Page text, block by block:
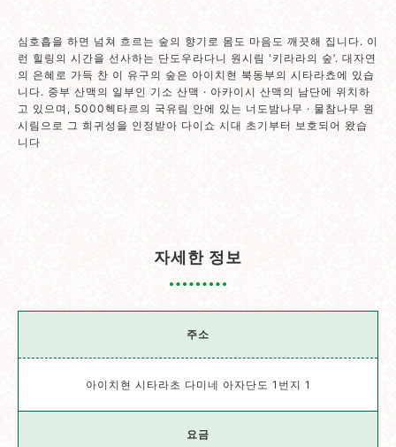
심호흡을 하면 넘쳐 흐르는 숲의 향기로 몸도 마음도 깨끗해 집니다. 이
런 힐링의 시간을 선사하는 단도우라다니 원시림 '키라라의 숲’. 대자연
의 은혜로 가득 찬 이 유구의 숲은 아이치현 북동부의 시타라쵸에 있습
니다. 중부 산맥의 일부인 기소 산맥 · 아카이시 산맥의 남단에 위치하
고 있으며, 5000헥타르의 국유림 안에 있는 너도밤나무 · 물참나무 원
시림으로 그 희귀성을 인정받아 다이쇼 시대 초기부터 보호되어 왔습
니다
자세한 정보
주소
아이치현 시타라초 다미네 아자단도 1번지 1
요금